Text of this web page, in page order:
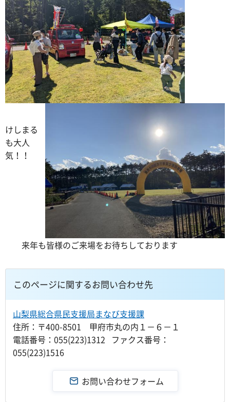
けしまる
も大人
気！！
来年も皆様のご来場をお待ちしております
このページに関するお問い合わせ先
山梨県総合県民支援局まなび支援課
住所：〒400-8501 甲府市丸の内１－６－１
電話番号：055(223)1312 ファクス番号：
055(223)1516